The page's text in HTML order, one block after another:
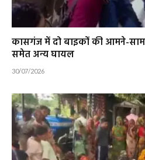
कासगंज में दो बाइकों की आमने-
समेत अन्य घायल
30/07/2026